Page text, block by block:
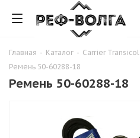
Главная - Каталог - Carrier
Ремень 50-60288-18
Ремень 50-60288-18